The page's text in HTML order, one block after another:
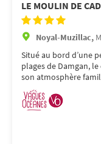
LE MOULIN DE
Noyal-Muzillac,
Situé au bord d’une
plages de Damgan,
son atmosphère